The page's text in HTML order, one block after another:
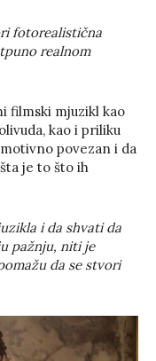
fotorealistična
realnom
filmski mjuzikl kao
kao i priliku
povezan i da
je to što ih
i da shvati da
pažnju, niti je
da se stvori